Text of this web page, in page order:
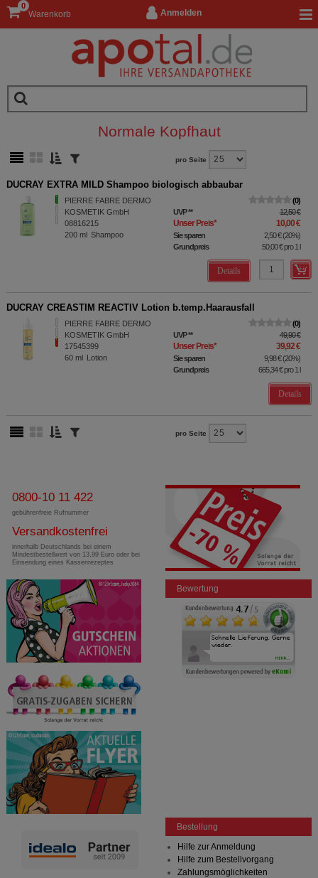
Anmelden
Warenkorb
0
Normale Kopfhaut
pro Seite
DUCRAY EXTRA MILD Shampoo biologisch abbaubar
PIERRE FABRE DERMO
KOSMETIK GmbH
08816215
200 ml Shampoo
0
UVP** 12,50 €
Unser Preis* 10,00 €
Sie sparen 2,50 €(20%)
Grundpreis
50,00 €pro 1 l
Details
DUCRAY CREASTIM REACTIV Lotion b.temp.Haarausfall
PIERRE FABRE DERMO
KOSMETIK GmbH
17545399
60 ml Lotion
0
UVP** 49,90 €
Unser Preis* 39,92 €
Sie sparen 9,98 €(20%)
Grundpreis
665,34 €pro 1 l
Details
pro Seite
0800-10 11 422
gebührenfreie Rufnummer
Versandkostenfrei
innerhalb Deutschlands bei einem
Mindestbestellwert von 13,99 Euro oder bei
Einsendung eines Kassenrezeptes
Bewertung
Bestellung
Hilfe zur Anmeldung
Hilfe zum Bestellvorgang
Zahlungsmöglichkeiten